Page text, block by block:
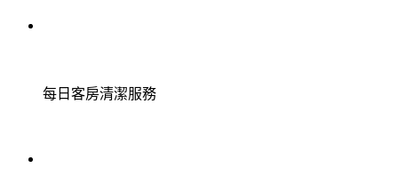
每日客房清潔服務